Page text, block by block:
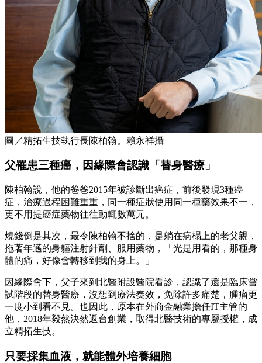
圖／精拓生技執行長陳柏翰。賴永祥攝
父罹患三種癌，因緣際會認識「替身醫療」
陳柏翰說，他的爸爸2015年被診斷出癌症，前後發現3種癌
症，治療過程困難重重，同一種症狀使用同一種藥效果不一，
更不用提癌症藥物往往動輒數萬元。
燒錢倒是其次，最令陳柏翰不捨的，是躺在病榻上的老父親，
拖著年邁的身軀注射針劑、服用藥物，「光是用看的，那種身
體的痛，好像會轉移到我的身上。」
因緣際會下，父子來到北醫附設醫院看診，認識了還是臨床嘗
試階段的替身醫療，沒想到療法奏效，免除許多痛楚，腫瘤更
一度小到看不見。也因此，原本在外商金融業擔任IT主管的
他，2018年毅然決然返台創業，取得北醫技術的專屬授權，成
立精拓生技。
只要採集血液，就能體外培養細胞